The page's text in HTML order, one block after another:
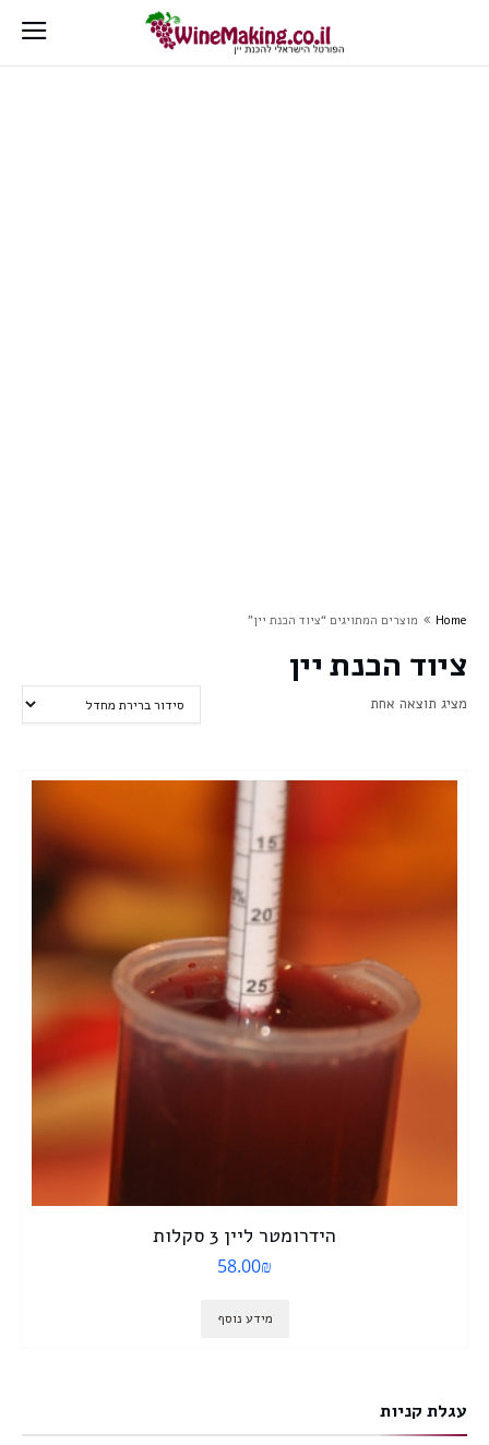
Home מוצרים המתויגים “ציוד הכנת יין”
ציוד הכנת יין
מציג תוצאה אחת
הידרומטר ליין 3 סקלות
58.00₪
מידע נוסף
עגלת קניות